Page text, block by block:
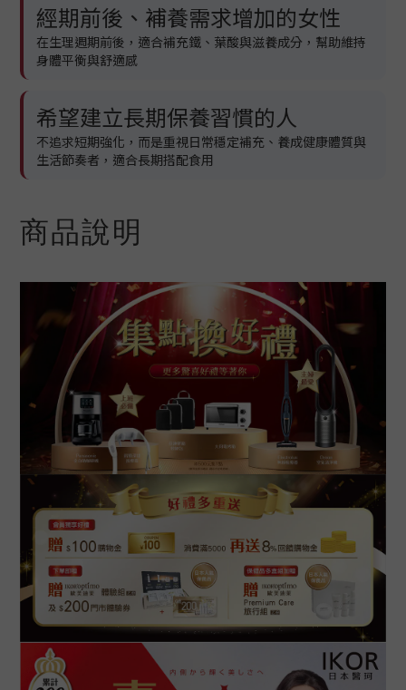
經期前後、補養需求增加的女性
在生理週期前後，適合補充鐵、葉酸與滋養成分，幫助維持
身體平衡與舒適感
希望建立長期保養習慣的人
不追求短期強化，而是重視日常穩定補充、養成健康體質與
生活節奏者，適合長期搭配食用
商品說明